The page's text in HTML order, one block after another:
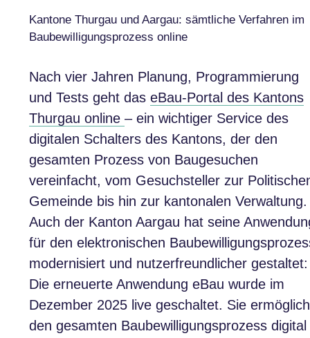
Kantone Thurgau und Aargau: sämtliche Verfahren im
Baubewilligungsprozess online
Nach vier Jahren Planung, Programmierung
und Tests geht das eBau-Portal des Kantons
Thurgau online – ein wichtiger Service des
digitalen Schalters des Kantons, der den
gesamten Prozess von Baugesuchen
vereinfacht, vom Gesuchsteller zur
Gemeinde bis hin zur kantonalen Verwaltung.
Auch der Kanton Aargau hat seine
für den elektronischen
modernisiert und nutzerfreundlicher gestaltet:
Die erneuerte Anwendung eBau wurde im
Dezember 2025 live geschaltet. Sie
den gesamten Baubewilligungsprozess digital